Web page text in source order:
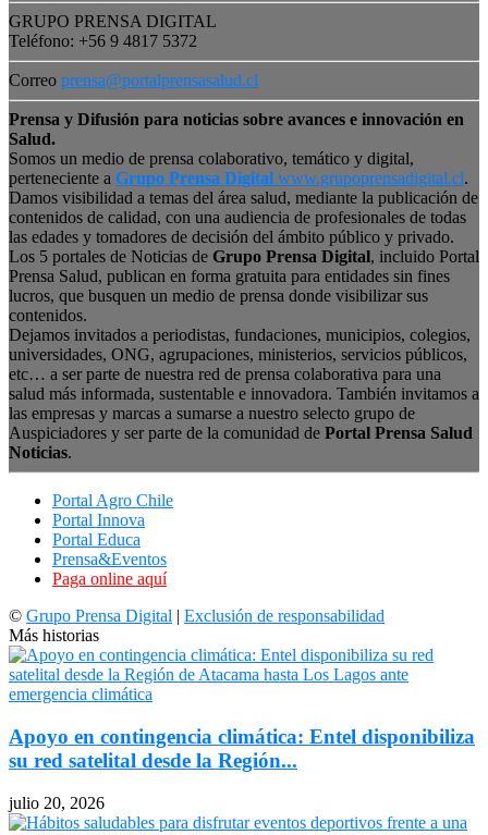
GRUPO PRENSA DIGITAL
Teléfono: +56 9 4817 5372
Correo prensa@portalprensasalud.cl
Prensa y Difusión para noticias sobre avances e innovación en
Salud.
Somos un medio de prensa colaborativo, temático y digital,
perteneciente a Grupo Prensa Digital www.grupoprensadigital.cl.
Damos visibilidad a temas del área salud, mediante la publicación de
contenidos de calidad, con una audiencia de profesionales de todas
las edades y tomadores de decisión del ámbito público y privado.
Los 5 portales de Noticias de Grupo Prensa Digital, incluido Portal
Prensa Salud, publican en forma gratuita para entidades sin fines
lucros, que busquen un medio de prensa donde visibilizar sus
contenidos.
Dejamos invitados a periodistas, fundaciones, municipios, colegios,
universidades, ONG, agrupaciones, ministerios, servicios públicos,
etc… a ser parte de nuestra red de prensa colaborativa para una
salud más informada, sustentable e innovadora. También invitamos a
las empresas y marcas a sumarse a nuestro selecto grupo de
Auspiciadores y ser parte de la comunidad de Portal Prensa Salud
Noticias.
Portal Agro Chile
Portal Innova
Portal Educa
Prensa&Eventos
Paga online aquí
© Grupo Prensa Digital | Exclusión de responsabilidad
Más historias
Apoyo en contingencia climática: Entel disponibiliza
su red satelital desde la Región...
julio 20, 2026